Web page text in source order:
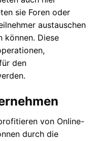
sie Foren oder
austauschen
können. Diese
den
von Online-
durch die